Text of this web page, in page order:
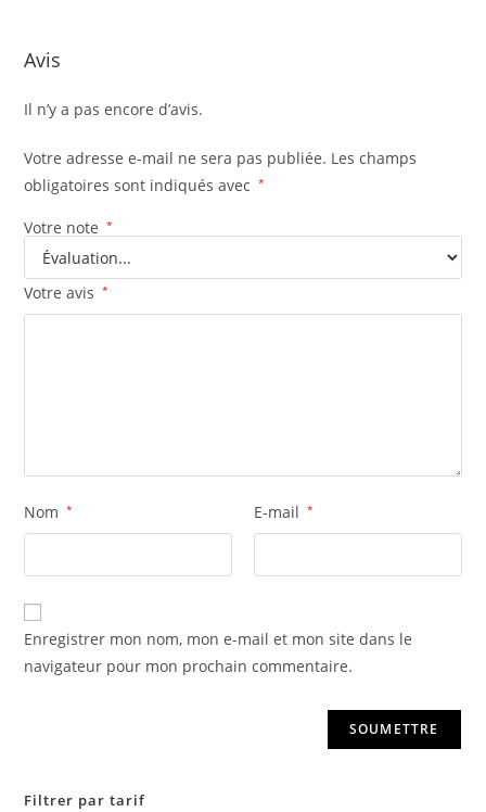
Avis
Il n’y a pas encore d’avis.
Votre adresse e-mail ne sera pas publiée. Les champs
obligatoires sont indiqués avec
*
Votre note *
Votre avis *
Nom * E-mail *
Enregistrer mon nom, mon e-mail et mon site dans le
navigateur pour mon prochain commentaire.
Filtrer par tarif